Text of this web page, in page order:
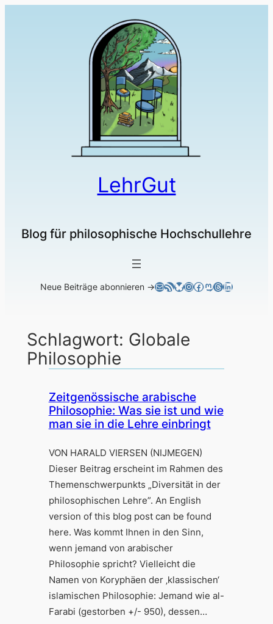
LehrGut
Blog für philosophische Hochschullehre
Neue Beiträge abonnieren →E-MailRSS-FeedBluesky
Instagram
Facebook
Mastodon
Threads
LinkedIn
Schlagwort: Globale
Philosophie
Zeitgenössische arabische
Philosophie: Was sie ist und wie
man sie in die Lehre einbringt
VON HARALD VIERSEN (NIJMEGEN)
Dieser Beitrag erscheint im Rahmen des
Themenschwerpunkts „Diversität in der
philosophischen Lehre”. An English
version of this blog post can be found
here. Was kommt Ihnen in den Sinn,
wenn jemand von arabischer
Philosophie spricht? Vielleicht die
Namen von Koryphäen der ‚klassischen‘
islamischen Philosophie: Jemand wie al-
Farabi (gestorben +/- 950), dessen…